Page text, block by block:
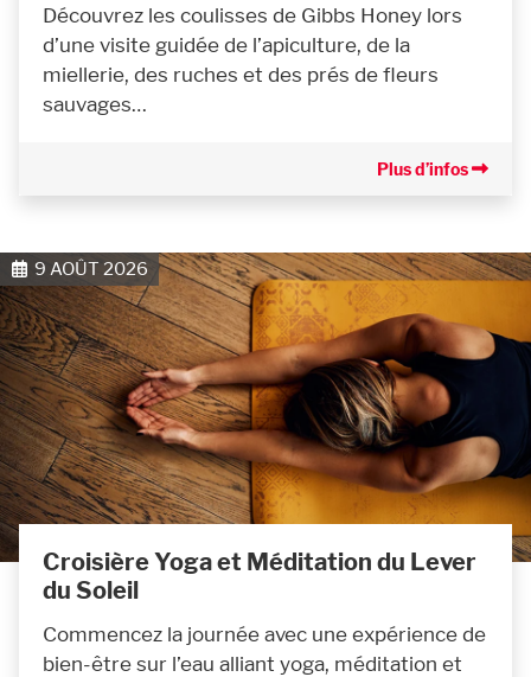
Découvrez les coulisses de Gibbs Honey lors
d’une visite guidée de l’apiculture, de la
miellerie, des ruches et des prés de fleurs
sauvages…
Plus d’infos
9 AOÛT 2026
Croisière Yoga et Méditation du Lever
du Soleil
Commencez la journée avec une expérience de
bien-être sur l’eau alliant yoga, méditation et